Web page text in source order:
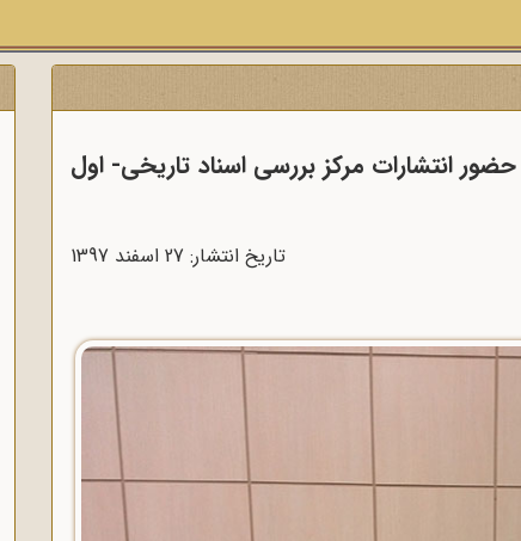
انتشارات مرکز بررسی اسناد تاریخی- اول
تاریخ انتشار: 27 اسفند 1397